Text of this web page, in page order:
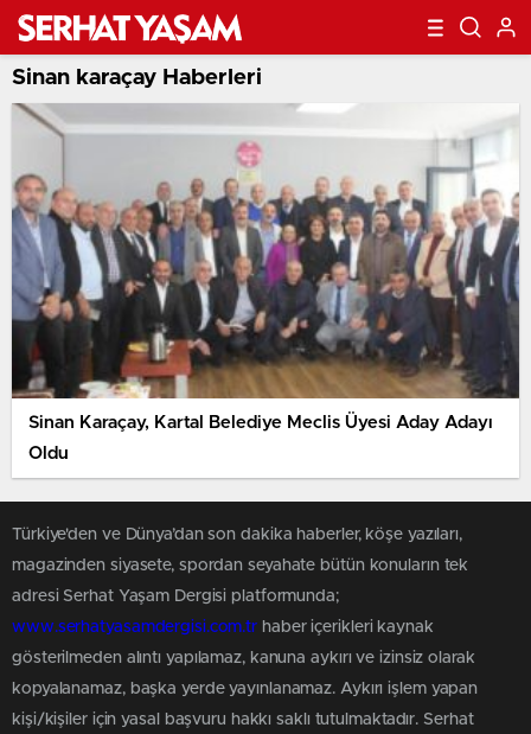
Sinan karaçay Haberleri
Sinan Karaçay, Kartal Belediye Meclis Üyesi Aday Adayı
Oldu
Türkiye'den ve Dünya’dan son dakika haberler, köşe yazıları,
magazinden siyasete, spordan seyahate bütün konuların tek
adresi Serhat Yaşam Dergisi platformunda;
www.serhatyasamdergisi.com.tr haber içerikleri kaynak
gösterilmeden alıntı yapılamaz, kanuna aykırı ve izinsiz olarak
kopyalanamaz, başka yerde yayınlanamaz. Aykırı işlem yapan
kişi/kişiler için yasal başvuru hakkı saklı tutulmaktadır. Serhat